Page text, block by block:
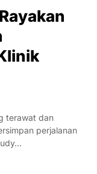
terawat dan
perjalanan